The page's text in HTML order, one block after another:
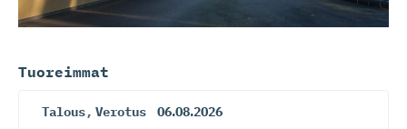
Tuoreimmat
Talous, Verotus 06.08.2026